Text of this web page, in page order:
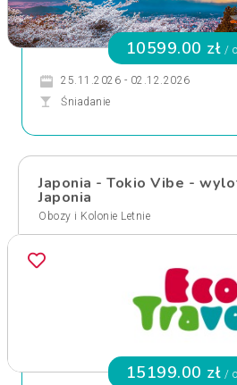
10599.00 zł /
25.11.2026 - 02.12.2026
Śniadanie
Japonia - Tokio Vibe -
Japonia
Obozy i Kolonie Letnie
15199.00 zł /